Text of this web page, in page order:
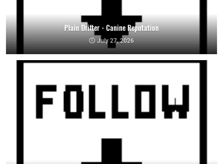
Plain Drifter - Canine Reputation
July 27, 2026